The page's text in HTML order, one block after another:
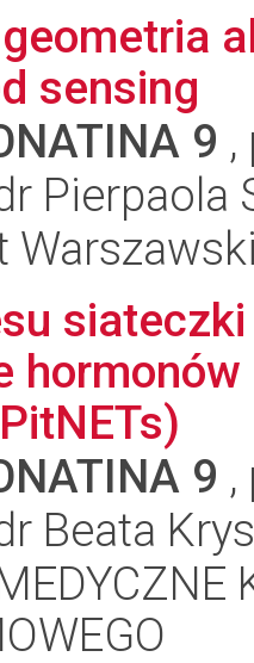
sensing
9
Pierpaola
9
Beata